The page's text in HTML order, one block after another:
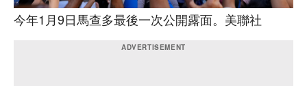
今年1月9日馬查多最後一次公開露面。美聯社